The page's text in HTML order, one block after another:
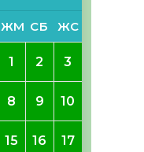
ЖМ СБ ЖС
1 2 3
8 9 10
15 16 17